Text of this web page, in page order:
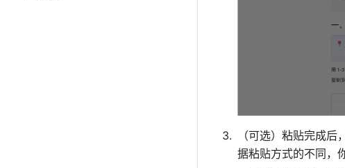
（可选）粘贴完成
据粘贴方式的不同，